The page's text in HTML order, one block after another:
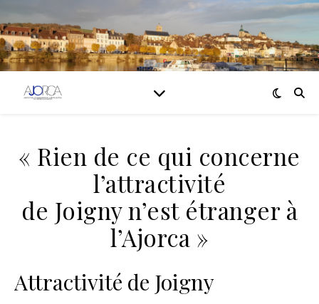
« Rien de ce qui concerne
l’attractivité
de Joigny n’est étranger à
l’Ajorca »
Attractivité de Joigny